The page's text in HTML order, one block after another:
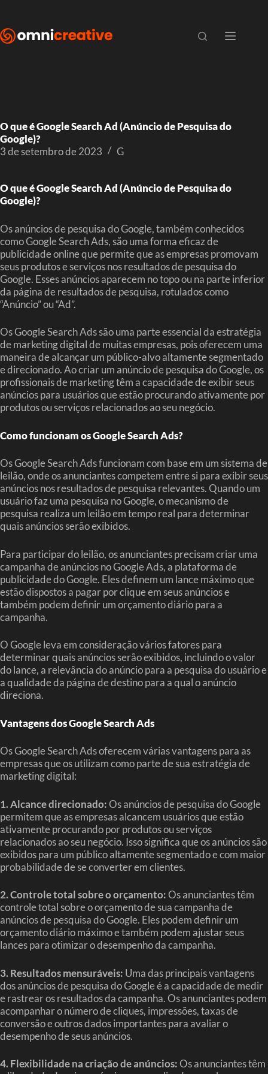
O que é Google Search Ad (Anúncio de Pesquisa do
Google)?
3 de setembro de 2023
G
O que é Google Search Ad (Anúncio de Pesquisa do
Google)?
Os anúncios de pesquisa do Google, também conhecidos
como Google Search Ads, são uma forma eficaz de
publicidade online que permite que as empresas promovam
seus produtos e serviços nos resultados de pesquisa do
Google. Esses anúncios aparecem no topo ou na parte inferior
da página de resultados de pesquisa, rotulados como
“Anúncio” ou “Ad”.
Os Google Search Ads são uma parte essencial da estratégia
de marketing digital de muitas empresas, pois oferecem uma
maneira de alcançar um público-alvo altamente segmentado
e direcionado. Ao criar um anúncio de pesquisa do Google, os
profissionais de marketing têm a capacidade de exibir seus
anúncios para usuários que estão procurando ativamente por
produtos ou serviços relacionados ao seu negócio.
Como funcionam os Google Search Ads?
Os Google Search Ads funcionam com base em um sistema de
leilão, onde os anunciantes competem entre si para exibir seus
anúncios nos resultados de pesquisa relevantes. Quando um
usuário faz uma pesquisa no Google, o mecanismo de
pesquisa realiza um leilão em tempo real para determinar
quais anúncios serão exibidos.
Para participar do leilão, os anunciantes precisam criar uma
campanha de anúncios no Google Ads, a plataforma de
publicidade do Google. Eles definem um lance máximo que
estão dispostos a pagar por clique em seus anúncios e
também podem definir um orçamento diário para a
campanha.
O Google leva em consideração vários fatores para
determinar quais anúncios serão exibidos, incluindo o valor
do lance, a relevância do anúncio para a pesquisa do usuário e
a qualidade da página de destino para a qual o anúncio
direciona.
Vantagens dos Google Search Ads
Os Google Search Ads oferecem várias vantagens para as
empresas que os utilizam como parte de sua estratégia de
marketing digital:
1. Alcance direcionado:Os anúncios de pesquisa do Google
permitem que as empresas alcancem usuários que estão
ativamente procurando por produtos ou serviços
relacionados ao seu negócio. Isso significa que os anúncios são
exibidos para um público altamente segmentado e com maior
probabilidade de se converter em clientes.
2. Controle total sobre o orçamento:Os anunciantes têm
controle total sobre o orçamento de sua campanha de
anúncios de pesquisa do Google. Eles podem definir um
orçamento diário máximo e também podem ajustar seus
lances para otimizar o desempenho da campanha.
3. Resultados mensuráveis: Uma das principais vantagens
dos anúncios de pesquisa do Google é a capacidade de medir
e rastrear os resultados da campanha. Os anunciantes podem
acompanhar o número de cliques, impressões, taxas de
conversão e outros dados importantes para avaliar o
desempenho de seus anúncios.
4. Flexibilidade na criação de anúncios:Os anunciantes têm